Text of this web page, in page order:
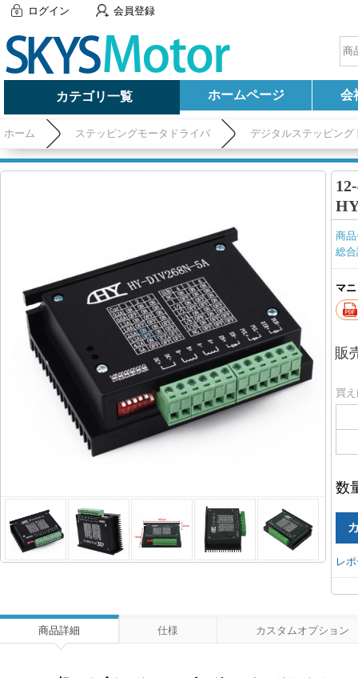
ログイン 会員登録
カテゴリ一覧 ホームページ 会
ホーム ステッピングモータドライバ デジタルステッピング
商
総
マ
販
買
数
レ
商品詳細 仕様 カスタムオプション